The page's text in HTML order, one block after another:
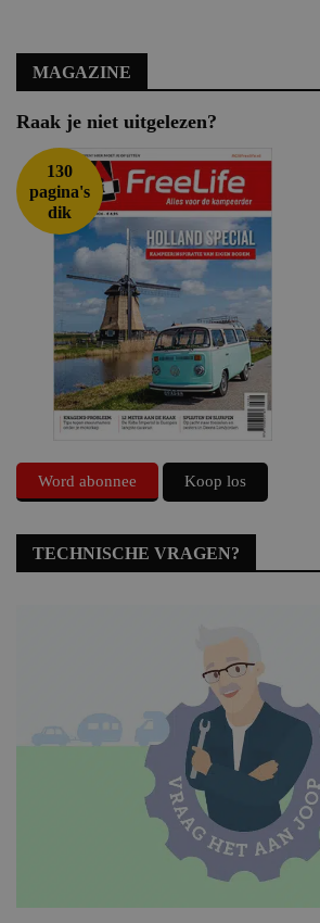
MAGAZINE
Raak je niet uitgelezen?
130
pagina's
dik
Word abonnee Koop los
TECHNISCHE VRAGEN?